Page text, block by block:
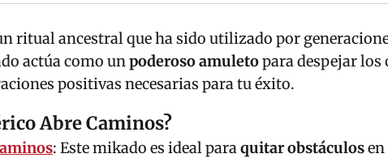
ritual ancestral que ha sido utilizado por
actúa como unpoderoso amuletopara despejar los
positivas necesarias para tu éxito.
Abre Caminos?
: Este mikado es ideal paraquitar obstáculos